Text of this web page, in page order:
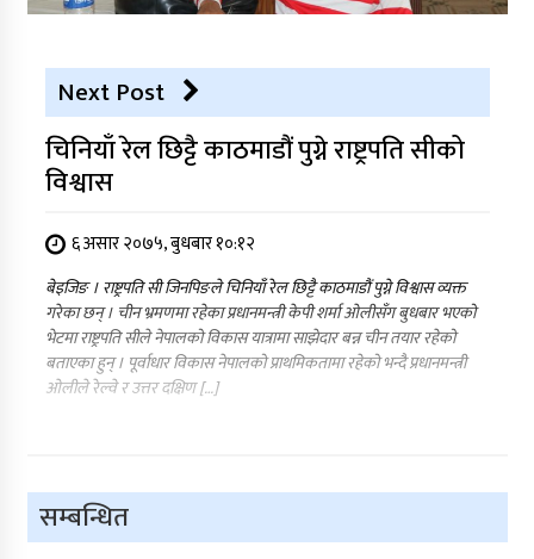
Next Post
चिनियाँ रेल छिट्टै काठमाडौं पुग्ने राष्ट्रपति सीको
विश्वास
६ असार २०७५, बुधबार १०:१२
बेइजिङ । राष्ट्रपति सी जिनपिङले चिनियाँ रेल छिट्टै काठमाडौं पुग्ने विश्वास व्यक्त
गरेका छन् । चीन भ्रमणमा रहेका प्रधानमन्त्री केपी शर्मा ओलीसँग बुधबार भएको
भेटमा राष्ट्रपति सीले नेपालको विकास यात्रामा साझेदार बन्न चीन तयार रहेको
बताएका हुन् । पूर्वाधार विकास नेपालको प्राथमिकतामा रहेको भन्दै प्रधानमन्त्री
ओलीले रेल्वे र उत्तर दक्षिण […]
सम्बन्धित